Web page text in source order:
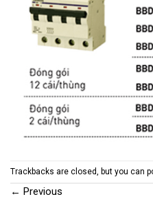
Trackbacks are closed, but you can
← Previous